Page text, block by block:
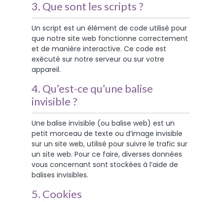
3. Que sont les scripts ?
Un script est un élément de code utilisé pour
que notre site web fonctionne correctement
et de manière interactive. Ce code est
exécuté sur notre serveur ou sur votre
appareil.
4. Qu’est-ce qu’une balise
invisible ?
Une balise invisible (ou balise web) est un
petit morceau de texte ou d’image invisible
sur un site web, utilisé pour suivre le trafic sur
un site web. Pour ce faire, diverses données
vous concernant sont stockées à l’aide de
balises invisibles.
5. Cookies